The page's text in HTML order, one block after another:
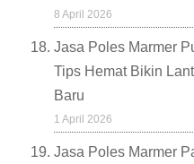
8 April 2026
Jasa Poles Marmer
Tips Hemat Bikin
Baru
1 April 2026
Jasa Poles Marmer